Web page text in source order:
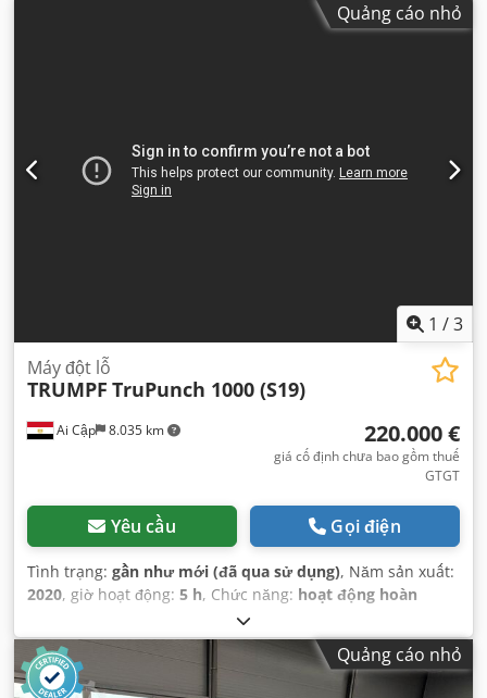
Quảng cáo nhỏ
1 /3
Ai Cập 8.035 km
Máy đột lỗ
TRUMPF TruPunch 1000 (S19)
220.000 €
giá cố định chưa bao gồm thuế
GTGT
Yêu cầu Gọi điện
Tình trạng: gần như mới (đã qua sử dụng), Năm sản xuất:
2020, giờ hoạt động: 5 h, Chức năng: hoạt động hoàn
A1111D0330
cộng:9.100 kg,
Quảng cáo nhỏ